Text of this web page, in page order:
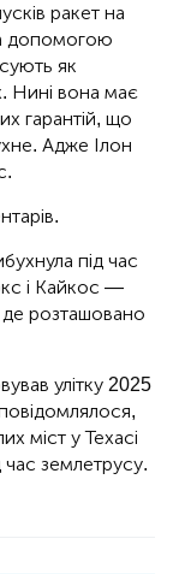
ракет на
допомогою
як
Нині вона має
гарантій, що
Адже Ілон
під час
і Кайкос —
де розташовано
улітку 2025
міст у Техасі
час землетрусу.